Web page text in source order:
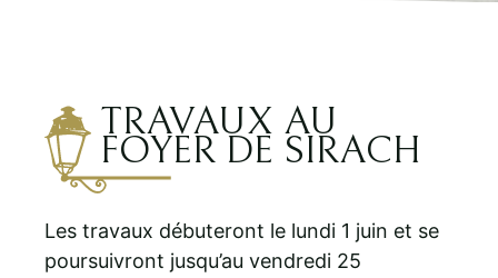
TRAVAUX AU
FOYER DE SIRACH
Les travaux débuteront le lundi 1 juin et se
poursuivront jusqu’au vendredi 25